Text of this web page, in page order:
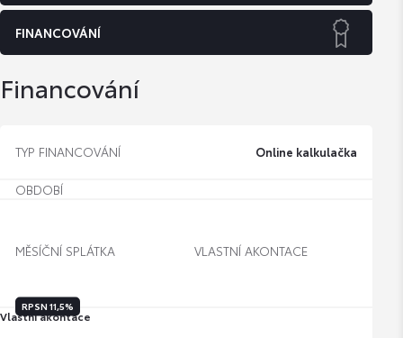
FINANCOVÁNÍ
Financování
TYP FINANCOVÁNÍ Online kalkulačka
OBDOBÍ
RPSN11,5%
MĚSÍČNÍ SPLÁTKA VLASTNÍ AKONTACE
Vlastní akontace